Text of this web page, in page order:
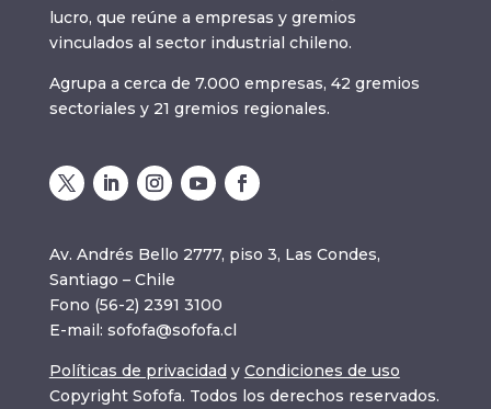
lucro, que reúne a empresas y gremios
vinculados al sector industrial chileno.
Agrupa a cerca de 7.000 empresas, 42 gremios
sectoriales y 21 gremios regionales.
Av. Andrés Bello 2777, piso 3, Las Condes,
Santiago – Chile
Fono (56-2) 2391 3100
E-mail: sofofa@sofofa.cl
Políticas de privacidad y Condiciones de uso
Copyright Sofofa. Todos los derechos reservados.